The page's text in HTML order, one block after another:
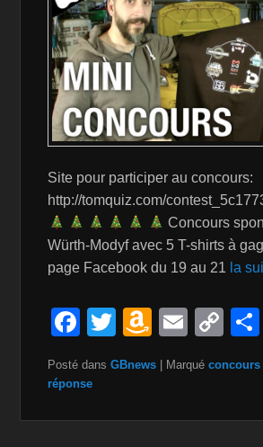
Site pour participer au concours:
http://tomquiz.com/
Concours
Würth-Modyf avec 5 T-shirts à
page Facebook du 19 au 21 la
F
a
c
T
wi
tt
A
m
a
E
m
ail
C
p
Posté dans GBnews Marqué concours
réponse